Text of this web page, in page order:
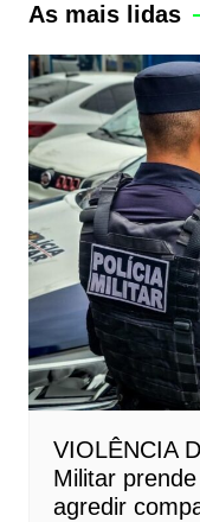
As mais lidas
VIOLÊNCIA
Militar
agredir